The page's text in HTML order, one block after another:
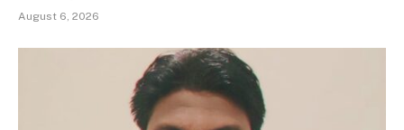
August 6, 2026